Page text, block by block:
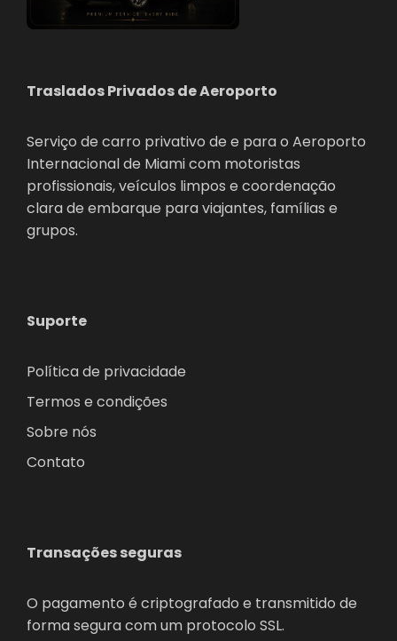
Traslados Privados de Aeroporto
Serviço de carro privativo de e para o Aeroporto
Internacional de Miami com motoristas
profissionais, veículos limpos e coordenação
clara de embarque para viajantes, famílias e
grupos.
Suporte
Política de privacidade
Termos e condições
Sobre nós
Contato
Transações seguras
O pagamento é criptografado e transmitido de
forma segura com um protocolo SSL.